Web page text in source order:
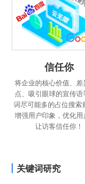
信任你
将企业的核心价值、差
点、吸引眼球的宣传语
词尽可能多的占位搜索
增强用户印象，优化用
让访客信任你！
关键词研究